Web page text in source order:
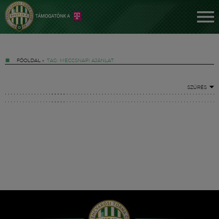
FŐOLDAL » TAG: MECCSNAPI AJÁNLAT
SZŰRÉS
Hírek